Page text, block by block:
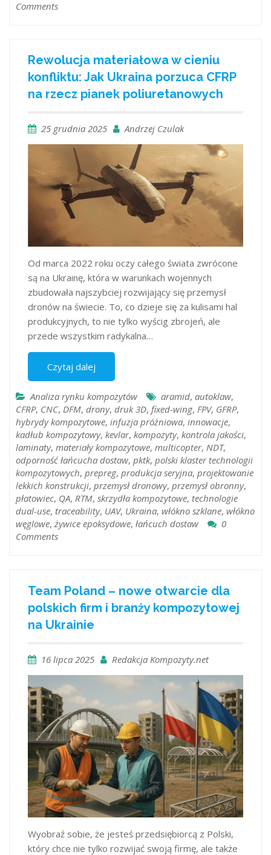
Comments
Rewolucja materiałowa w cieniu
konfliktu: Jak Ukraina porzuca CFRP
na rzecz pianek poliuretanowych
25 grudnia 2025 Andrzej Czulak
Od marca 2022 roku oczy całego świata zwrócone
są na Ukrainę, która w warunkach wojennych
zbudowała najszybciej rozwijający się przemysł
dronów na świecie. To, co dzieje się za kulisami hal
produkcyjnych, to nie tylko wyścig zbrojeń, ale
przede wszystkim radykalna…
Czytaj dalej
Analiza rynku kompozytów aramid, autoklaw,
CFRP, CNC, DFM, drony, druk 3D, fixed-wing, FPV, GFRP,
hybrydy kompozytowe, infuzja próżniowa, innowacje,
kadłub kompozytowy, kevlar, kompozyty, kontrola jakości,
laminaty, materiały kompozytowe, multicopter, NDT,
odporność łańcucha dostaw, pktk, polski klaster technologii
kompozytowych, prepreg, produkcja seryjna, projektowanie
lekkich konstrukcji, przemysł dronowy, przemysł obronny,
płatowiec, QA, RTM, skrzydła kompozytowe, technologie
dual-use, traceability, UAV, Ukraina, włókno szklane, włókno
węglowe, żywice epoksydowe, łańcuch dostaw
0
Comments
Team Poland – nowe otwarcie dla
polskich firm i branży kompozytowej
na Ukrainie
16 lipca 2025 Redakcja Kompozyty.net
Wyobraź sobie, że jesteś przedsiębiorcą z Polski,
który chce nie tylko rozwijać swoją firmę, ale także